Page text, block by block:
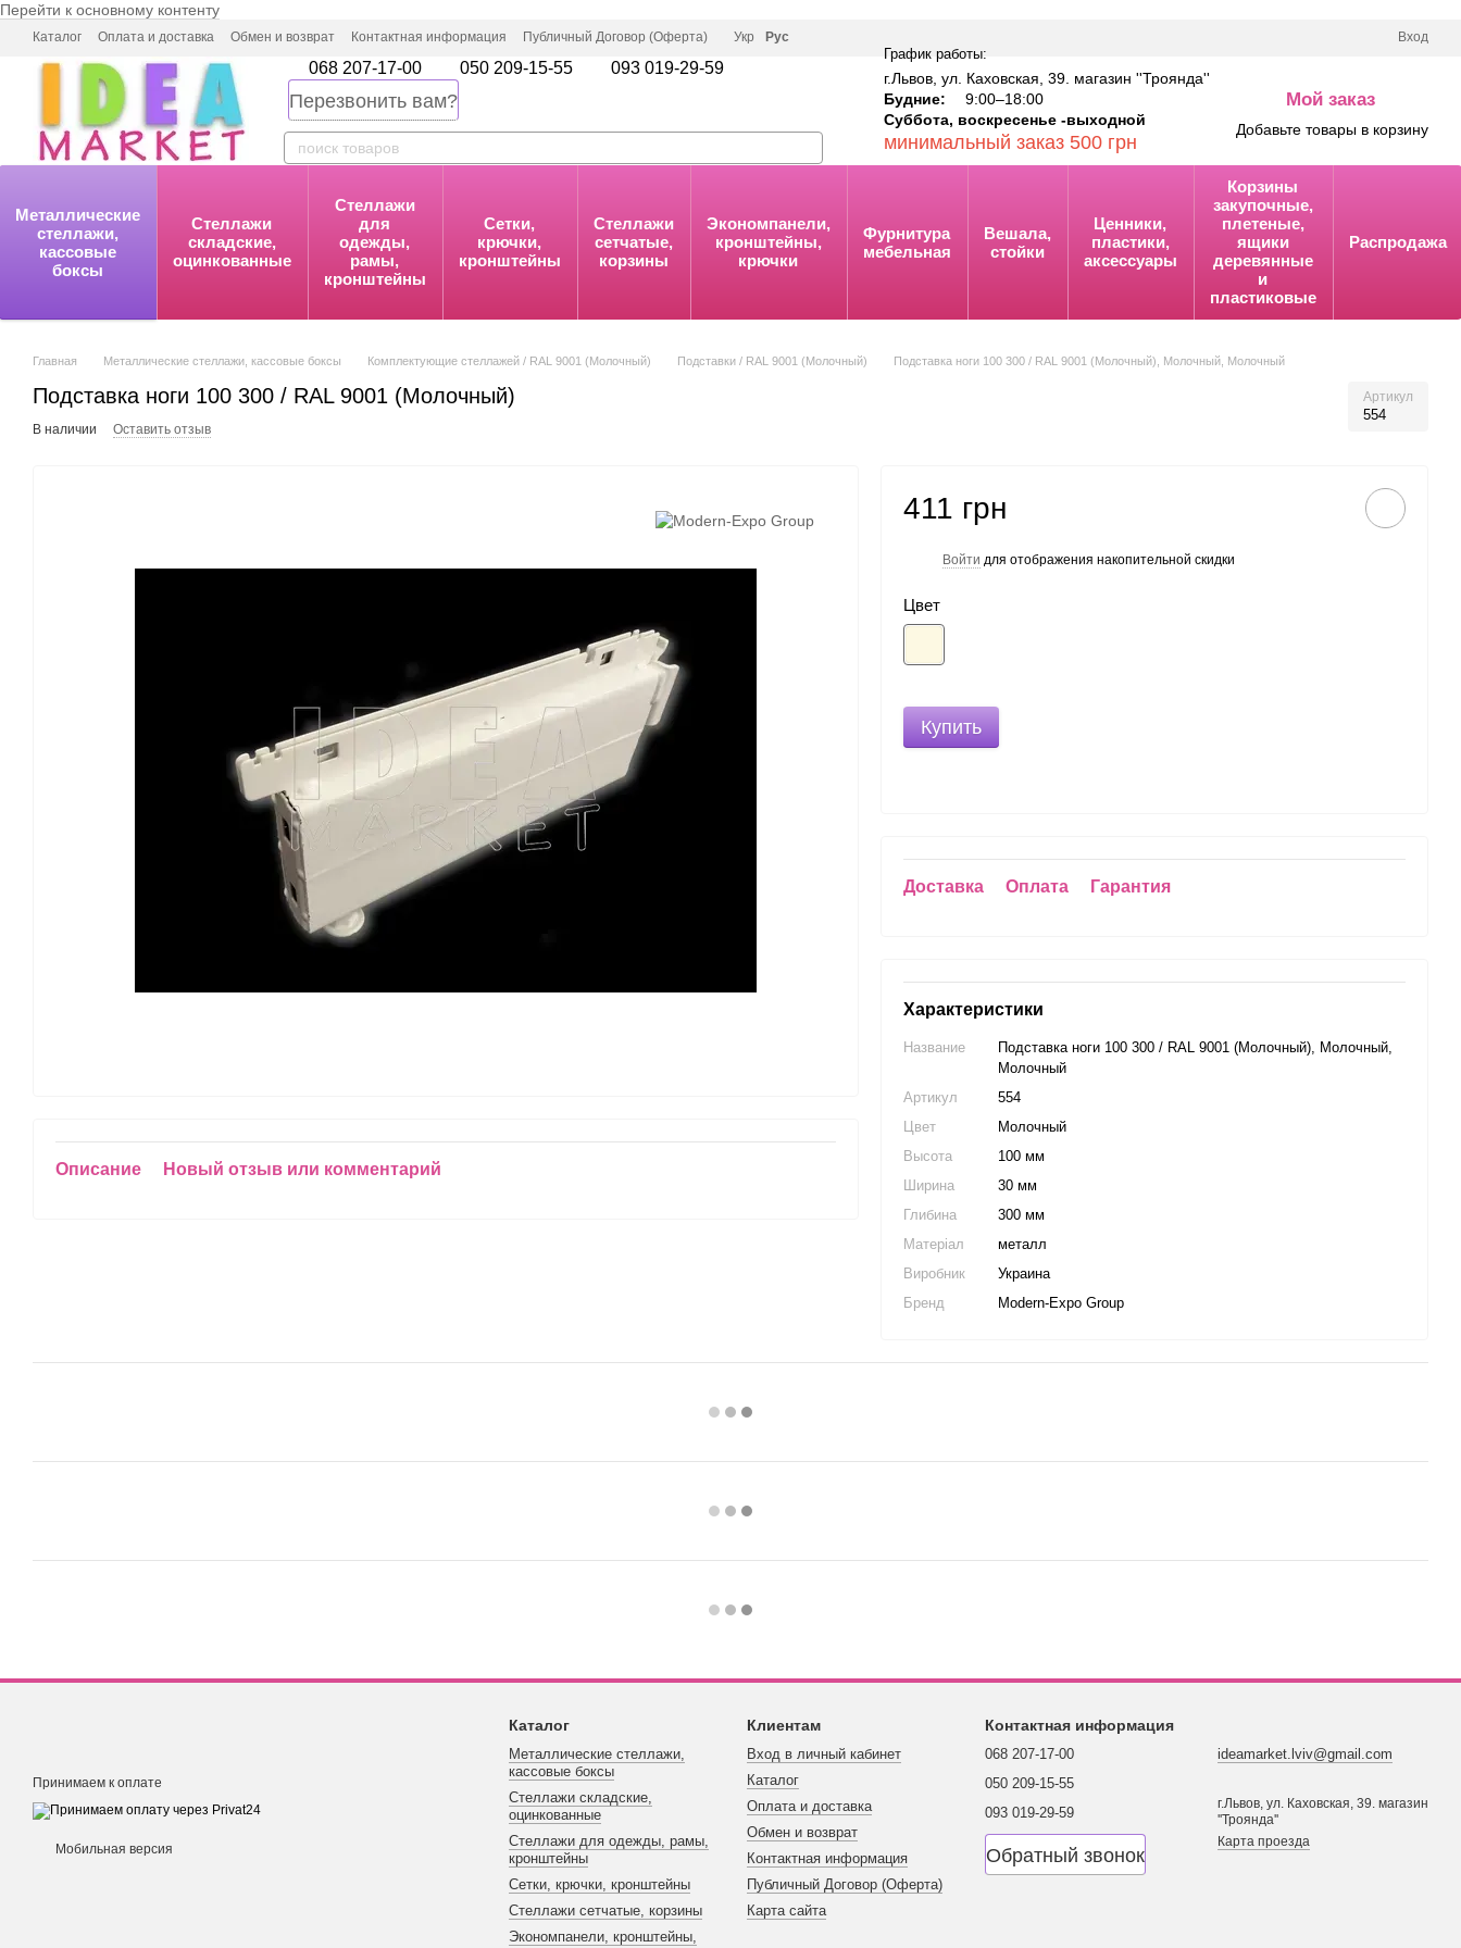
Перейти к основному контенту
Каталог Оплата и доставка Обмен и возврат Контактная информация Публичный Договор (Оферта) Укр Рус Вход
068 207-17-00 050 209-15-55 093 019-29-59
Перезвонить вам?
График работы:
г.Львов, ул. Каховская, 39. магазин ''Троянда''
Будние:
9:00–18:00
Суббота, воскресенье -выходной
минимальный заказ 500 грн
Мой заказ
Добавьте товары в корзину
Металлические
стеллажи,
кассовые
боксы
Стеллажи
складские,
оцинкованные
Стеллажи
для
одежды,
рамы,
кронштейны
Сетки,
крючки,
кронштейны
Стеллажи
сетчатые,
корзины
Экономпанели,
кронштейны,
крючки
Фурнитура
мебельная
Вешала,
стойки
Ценники,
пластики,
аксессуары
Корзины
закупочные,
плетеные,
ящики
деревянные
и
пластиковые
Распродажа
Главная Металлические стеллажи, кассовые боксы Комплектующие стеллажей / RAL 9001 (Молочный) Подставки / RAL 9001 (Молочный) Подставка ноги 100 300 / RAL 9001 (Молочный), Молочный, Молочный
Подставка ноги 100 300 / RAL 9001 (Молочный) Артикул
554
В наличии Оставить отзыв
Описание Новый отзыв или комментарий
411 грн
Войти для отображения накопительной скидки
Цвет
Купить
Доставка Оплата Гарантия
Характеристики
Название
Подставка ноги 100 300 / RAL 9001 (Молочный), Молочный,
Молочный
Артикул
554
Цвет
Молочный
Высота
100 мм
Ширина
30 мм
Глибина
300 мм
Матеріал
металл
Виробник
Украина
Бренд
Modern-Eхро Group
Принимаем к оплате
Мобильная версия
Каталог
Металлические стеллажи,
кассовые боксы
Стеллажи складские,
оцинкованные
Стеллажи для одежды, рамы,
кронштейны
Сетки, крючки, кронштейны
Стеллажи сетчатые, корзины
Экономпанели, кронштейны,
Клиентам
Вход в личный кабинет
Каталог
Оплата и доставка
Обмен и возврат
Контактная информация
Публичный Договор (Оферта)
Карта сайта
Контактная информация
068 207-17-00
050 209-15-55
093 019-29-59
Обратный звонок
ideamarket.lviv@gmail.com
г.Львов, ул. Каховская, 39. магазин
''Троянда''
Карта проезда